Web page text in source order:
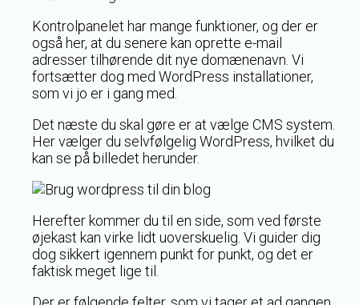
Kontrolpanelet har mange funktioner, og der er
også her, at du senere kan oprette e-mail
adresser tilhørende dit nye domænenavn. Vi
fortsætter dog med WordPress installationer,
som vi jo er i gang med.
Det næste du skal gøre er at vælge CMS system.
Her vælger du selvfølgelig WordPress, hvilket du
kan se på billedet herunder.
Herefter kommer du til en side, som ved første
øjekast kan virke lidt uoverskuelig. Vi guider dig
dog sikkert igennem punkt for punkt, og det er
faktisk meget lige til.